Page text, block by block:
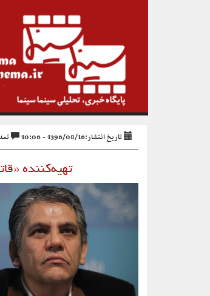
تاریخ انتشار:1396/08/16 - 10:06
تهیه‌کننده